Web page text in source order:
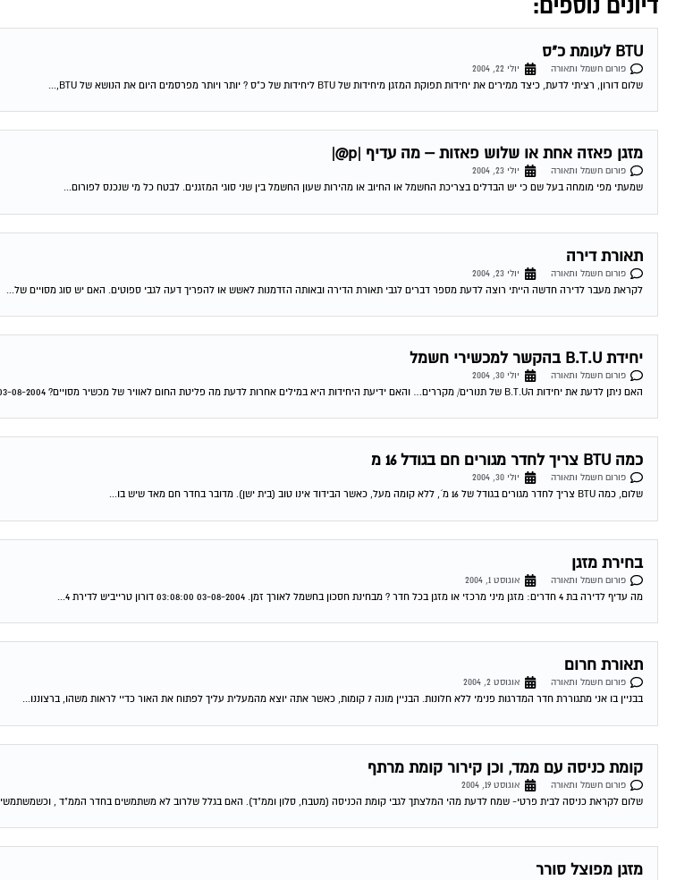
דיונים נוספים:
BTU לעומת כ"ס
פורום חשמל ותאורה
יולי 22, 2004
שלום דורון, רציתי לדעת, כיצד ממירים את יחידות תפוקת המזגן מיחידות של BTU ליחידות של כ"ס ? יותר ויותר מפרסמים היום את הנושא של BTU,...
מזגן פאזה אחת או שלוש פאזות – מה עדיף |p@|
פורום חשמל ותאורה
יולי 23, 2004
שמעתי מפי מומחה בעל שם כי יש הבדלים בצריכת החשמל או החיוב או מהירות שעון החשמל בין שני סוגי המזגנים. לבטח כל מי שנכנס לפורום...
תאורת דירה
פורום חשמל ותאורה
יולי 23, 2004
לקראת מעבר לדירה חדשה הייתי רוצה לדעת מספר דברים לגבי תאורת הדירה ובאותה הזדמנות לאשש או להפריך דעה לגבי ספוטים. האם יש סוג מסויים של...
יחידת B.T.U בהקשר למכשירי חשמל
פורום חשמל ותאורה
יולי 30, 2004
האם ניתן לדעת את יחידות הB.T.U של תנורים/ מקררים… והאם ידיעת היחידות היא במילים אחרות לדעת מה פליטת החום לאוויר של מכשיר מסויים? 03-08-2004 03:07:00...
כמה BTU צריך לחדר מגורים חם בגודל 16 מ
פורום חשמל ותאורה
יולי 30, 2004
שלום, כמה BTU צריך לחדר מגורים בגודל של 16 מ´, ללא קומה מעל, כאשר הבידוד אינו טוב (בית ישן). מדובר בחדר חם מאד שיש בו...
בחירת מזגן
פורום חשמל ותאורה
אוגוסט 1, 2004
מה עדיף לדירה בת 4 חדרים: מזגן מיני מרכזי או מזגן בכל חדר ? מבחינת חסכון בחשמל לאורך זמן. 03-08-2004 03:08:00 דורון טרייביש לדירת 4...
תאורת חרום
פורום חשמל ותאורה
אוגוסט 2, 2004
בבניין בו אני מתגוררת חדר המדרגות פנימי ללא חלונות. הבניין מונה 7 קומות, כאשר אתה יוצא מהמעלית עליך לפתוח את האור כדיי לראות משהו, ברצוננו...
קומת כניסה עם ממד, וכן קירור קומת מרתף
פורום חשמל ותאורה
אוגוסט 19, 2004
שלום לקראת כניסה לבית פרטי- שמח לדעת מהי המלצתך לגבי קומת הכניסה (מטבח, סלון וממ"ד). האם בגלל שלרוב לא משתמשים בחדר הממ"ד ,
מזגן מפוצל סורר